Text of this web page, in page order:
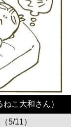
こ大和さん）
5/11）